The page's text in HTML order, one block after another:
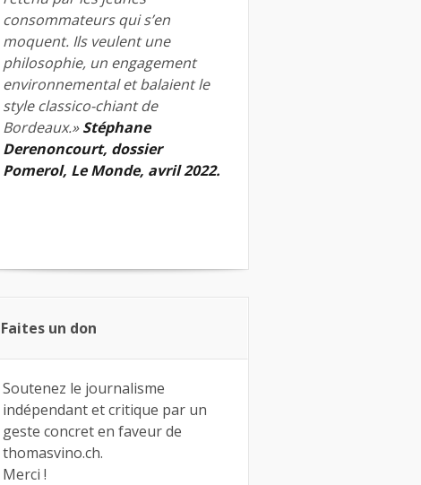
consommateurs qui s’en
moquent. Ils veulent une
philosophie, un engagement
environnemental et balaient le
style classico-chiant de
Bordeaux.»Stéphane
Derenoncourt, dossier
Pomerol, Le Monde, avril 2022.
Faites un don
Soutenez le journalisme
indépendant et critique par un
geste concret en faveur de
thomasvino.ch.
Merci !